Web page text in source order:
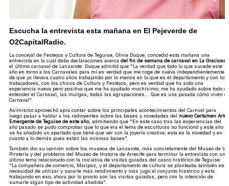
Escucha la entrevista esta mañana en El Pejeverde de
O2CapitalRadio.
La concejal de Festejos y Cultura de Teguise, Olivia Duque, concedió esta mañana una
entrevista en la cual daba declaraciones acerca del fin de semana de carnaval en La Graciosa
el último carnaval de Lanzarote. Duque admitió que "La verdad que todo lo que sucede este
año en torno a los Carnavales para mí es verdad que me coge de nueva independientemente
de que ya llevara cuatro años trabajando por lo menos en lo que es el departamento y con los
trabajadores, con los chicos de Cultura y Festejos, pero es verdad que ha sido una
experiencia nueva pero positiva que me ha ayudado muchísimo; me ha ayudado sobre todo a
entender el Carnaval, las murgas, todas las agrupaciones... Que es una pasada cómo viven el
Carnaval".
Asimismo aprovechó apra contar sobre los principales acontecimientos del Carnval para
luego pasar a hablar a los radioyentes sobre las bases y novedades del nuevo Certamen Arte
Emergente de Teguise de este año, admitiendo que "En este caso tras las experiencias del
año pasado se pudo comprobar que lo que era el tema de esculturas no funcionó y este año
se ha añadido un apartado que tiene que ver con la joyería creativa; esta es la novedad y en
cuanto a lo demás pues están las mismas bases".
También dio su opinión sobre los museos de Lanzarote, más concretamente del Museo de la
Piratería y del problema del Museo de Historia de Arrecife para terminar la entrevista con un
último tema relacionado con la iniciativa de visitas guiadas del casco histórico de Teguise:
"La compañera de comercio, Maripaz, y el departamento de cultura se planteaba también esta
necesidad de utilizar y sacarle más rendimiento y más jugo al conjunto histórico y esta
trabajando en eso; ahora por lo pronto son las visitas guiadas, pero con la intención de
sumarle algún tipo de actividad añadida".